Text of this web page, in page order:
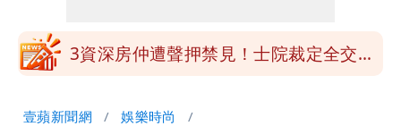
風圈逼近岸處
3資深房仲遭聲押禁見！士院裁定全交保
壹蘋新聞網 娛樂時尚